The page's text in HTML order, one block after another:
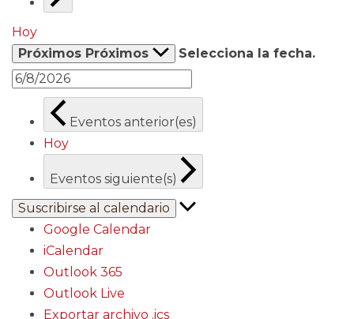
Hoy
Próximos Próximos Selecciona la fecha.
Eventos anterior(es)
Hoy
Eventos siguiente(s)
Suscribirse al calendario
Google Calendar
iCalendar
Outlook 365
Outlook Live
Exportar archivo .ics